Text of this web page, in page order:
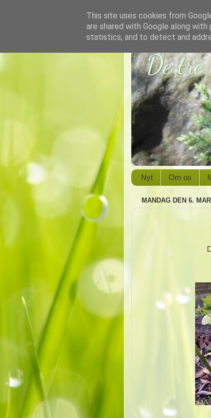
De
Nyt Om os
MANDAG DEN 6.
This site uses cookies from
are shared with Google along
statistics, and to detect and